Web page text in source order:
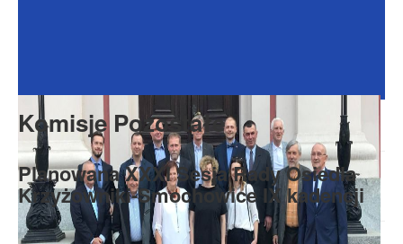
Rada Seniorów
Komisje Pozostałe
Planowana XXXI Sesja Rady Osiedla
Krzyżowniki-Smochowice IX kadencji